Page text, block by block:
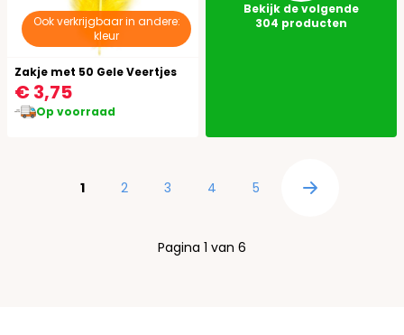
Ook verkrijgbaar in andere:
kleur
Zakje met 50 Gele Veertjes
€ 3,75
Op voorraad
Bekijk de volgende
304 producten
U lees momenteel pagina
1 Pagina
2 Pagina
3 Pagina
4 Pagina
5 Pagina
Pagina 1 van 6